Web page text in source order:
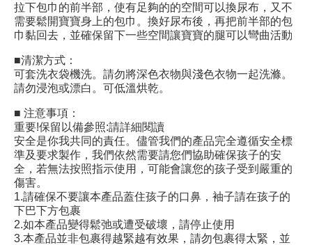
拉下包巾的前半部，使有足夠的的空間可以換尿布，又不
需要鬆開寶寶身上的包巾。換好尿布後，再把前半部的包
巾黏回去，並確保留下一些空間讓寶寶的腿可以彎曲活動
■清潔方式：
可套洗衣袋機洗。請勿將深色衣物與淺色衣物一起洗滌。
請勿浸泡或漂白。可低溫烘乾。
■ 注意事項：
重要!保留以備參照:請詳細閱讀
安全是你我共同的責任。儘管我們的產品完全遵循安全標
準及要求製作，我們依然需要請您們協助確保孩子的安
全，若無法按照指示使用，可能會讓您的孩子受到嚴重的
傷害。
1.請確保不要讓本產品蓋住孩子的口鼻，袖子請在孩子的
下巴下方包裹
2.如本產品變得鬆弛或遭受破壞，請停止使用
3.本產品並非包裹得越緊越有效果，請勿包裹得太緊，並